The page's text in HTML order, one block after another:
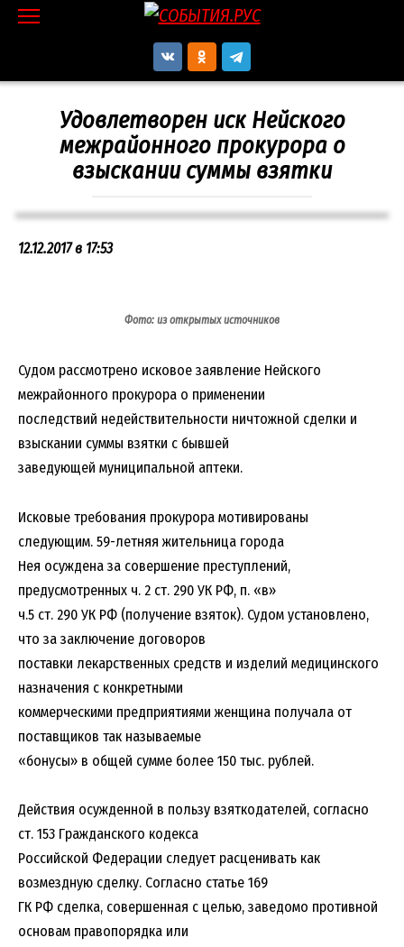
Перейти
Удовлетворен иск Нейского
межрайонного прокурора о
взыскании суммы взятки
12.12.2017 в 17:53
Фото: из открытых источников
Судом рассмотрено исковое заявление Нейского
межрайонного прокурора о применении
последствий недействительности ничтожной сделки и
взыскании суммы взятки с бывшей
заведующей муниципальной аптеки.
Исковые требования прокурора мотивированы
следующим. 59-летняя жительница города
Нея осуждена за совершение преступлений,
предусмотренных ч. 2 ст. 290 УК РФ, п. «в»
ч.5 ст. 290 УК РФ (получение взяток). Судом установлено,
что за заключение договоров
поставки лекарственных средств и изделий медицинского
назначения с конкретными
коммерческими предприятиями женщина получала от
поставщиков так называемые
«бонусы» в общей сумме более 150 тыс. рублей.
Действия осужденной в пользу взяткодателей, согласно
ст. 153 Гражданского кодекса
Российской Федерации следует расценивать как
возмездную сделку. Согласно статье 169
ГК РФ сделка, совершенная с целью, заведомо противной
основам правопорядка или